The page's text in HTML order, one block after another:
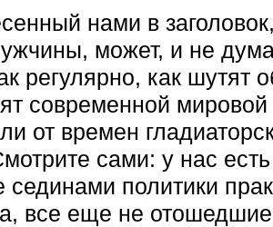
нами в
может, и не
регулярно, как шутят
современной
от времен
сами: у нас
политики
все еще не